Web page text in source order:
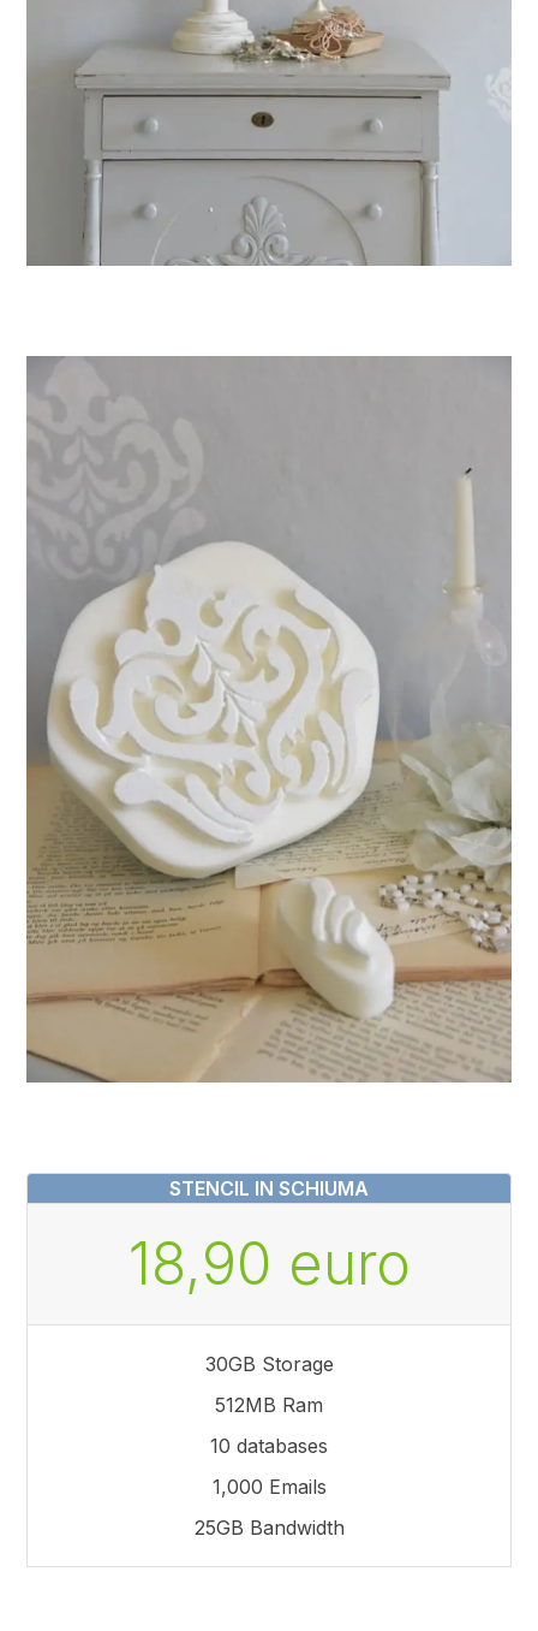
STENCIL IN SCHIUMA
18,90 euro
30GB Storage
512MB Ram
10 databases
1,000 Emails
25GB Bandwidth